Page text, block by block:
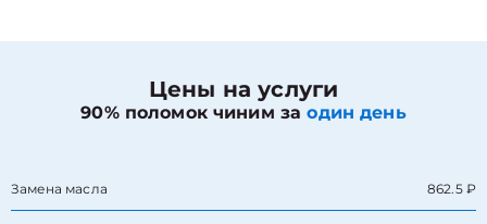
Цены на услуги
90% поломок чиним заодин день
Замена масла 862.5 ₽